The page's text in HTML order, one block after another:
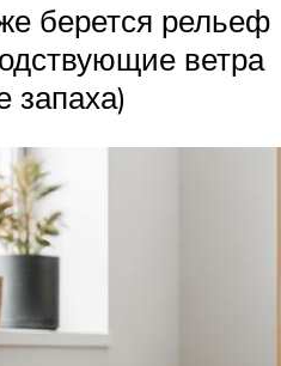
берется рельеф
ветра
запаха)